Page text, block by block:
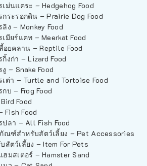
เม่นแคระ – Hedgehog Food
กระรอกดิน – Prairie Dog Food
ลิง – Monkey Food
เมียร์แคท – Meerkat Food
อยคลาน – Reptile Food
กิ้งก่า – Lizard Food
งู – Snake Food
เต่า – Turtle and Tortoise Food
กบ – Frog Food
Food
Fish Food
ปลา – All Fish Food
ณฑ์สำหรับสัตว์เลี้ยง – Pet Accessories
สัตว์เลี้ยง – Item For Pets
ฮมสเตอร์ – Hamster Sand